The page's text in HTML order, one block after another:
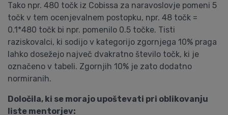
Tako npr. 480 točk iz Cobissa za naravoslovje pomeni 5
točk v tem ocenjevalnem postopku, npr. 48 točk =
0.1*480 točk bi npr. pomenilo 0.5 točke. Tisti
raziskovalci, ki sodijo v kategorijo zgornjega 10% praga
lahko dosežejo največ dvakratno število točk, ki je
označeno v tabeli. Zgornjih 10% je zato dodatno
normiranih.
Določila, ki se morajo upoštevati pri oblikovanju
liste mentorjev: